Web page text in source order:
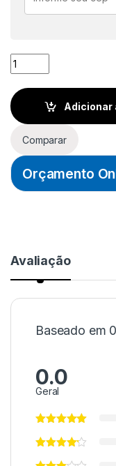
BUCHA DE
Adicionar
Comparar
Orçamento
Avaliação
Baseado em
0.0
Geral